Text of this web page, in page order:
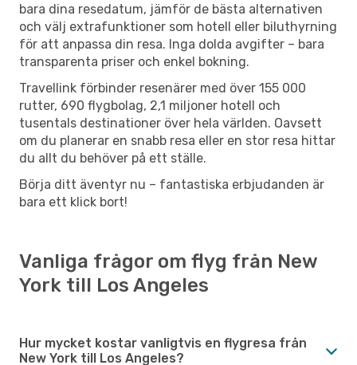
bara dina resedatum, jämför de bästa alternativen
och välj extrafunktioner som hotell eller biluthyrning
för att anpassa din resa. Inga dolda avgifter – bara
transparenta priser och enkel bokning.
Travellink förbinder resenärer med över 155 000
rutter, 690 flygbolag, 2,1 miljoner hotell och
tusentals destinationer över hela världen. Oavsett
om du planerar en snabb resa eller en stor resa hittar
du allt du behöver på ett ställe.
Börja ditt äventyr nu – fantastiska erbjudanden är
bara ett klick bort!
Vanliga frågor om flyg från New
York till Los Angeles
Hur mycket kostar vanligtvis en flygresa från
New York till Los Angeles?